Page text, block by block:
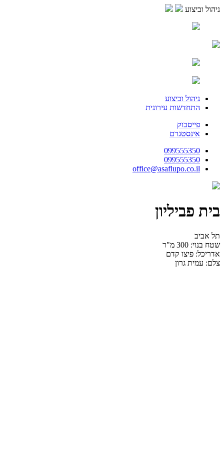
ניהול וביצוע
ניהול וביצוע
התחדשות עירונית
פייסבוק
אינסטגרם
099555350
099555350
office@asaflupo.co.il
בית פביליון
תל אביב
שטח בנוי: 300 מ"ר
אדריכל: פיצו קדם
צלם: עמית גרון